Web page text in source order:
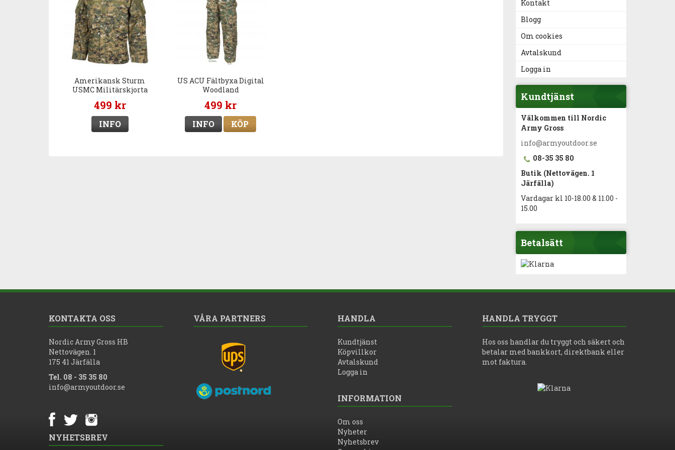
Kontakt
Blogg
Om cookies
Avtalskund
Logga in
Kundtjänst
Välkommen till Nordic
Army Gross
info@armyoutdoor.se
08-35 35 80
Butik (Nettovägen. 1
Järfälla)
Vardagar kl 10-18.00 & 11.00 -
15.00
Betalsätt
Amerikansk Sturm
USMC Militärskjorta
Digital Woodland
499 kr
INFO
US ACU Fältbyxa Digital
Woodland
499 kr
INFO KÖP
KONTAKTA OSS
Nordic Army Gross HB
Nettovägen. 1
175 41 Järfälla
Tel. 08 - 35 35 80
info@armyoutdoor.se
NYHETSBREV
VÅRA PARTNERS HANDLA
Kundtjänst
Köpvillkor
Avtalskund
Logga in
INFORMATION
Om oss
Nyheter
Nyhetsbrev
HANDLA TRYGGT
Hos oss handlar du tryggt och säkert och
betalar med bankkort, direktbank eller
mot faktura.